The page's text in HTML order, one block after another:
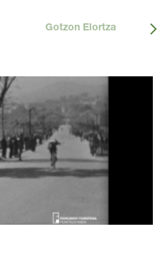
Gotzon Elortza